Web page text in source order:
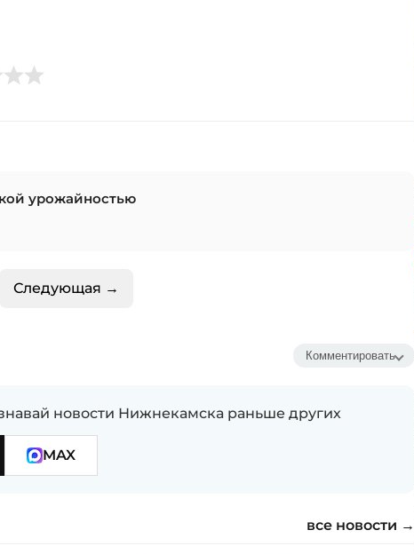
урожайностью
Следующая →
Комментировать
новости Нижнекамска раньше других
MAX
все новости →